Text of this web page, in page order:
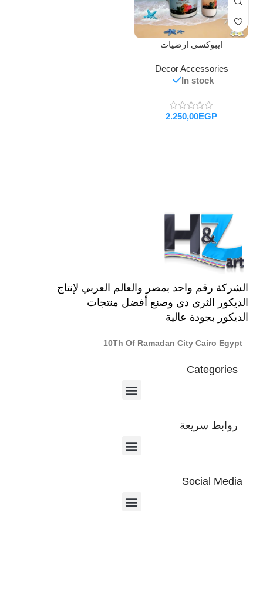
ايبوكسى ارضيات
Decor Accessories
In stock
EGP
الشركة رقم واحد بمصر والعالم العربي لإنتاج
الديكور الثري دي وصنع أفضل منتجات
الديكور بجودة عالية
10Th Of Ramadan City Cairo Egypt
Categories
روابط سريعة
Social Media